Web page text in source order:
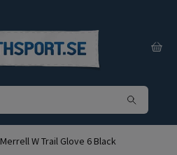
Merrell W Trail Glove 6 Black